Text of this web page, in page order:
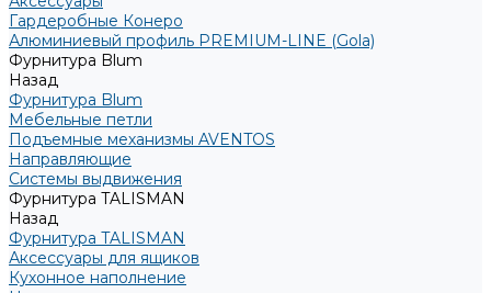
Гардеробные Конеро
Алюминиевый профиль PREMIUM-LINE (Gola)
Фурнитура Blum
Назад
Фурнитура Blum
Мебельные петли
Подъемные механизмы AVENTOS
Направляющие
Системы выдвижения
Фурнитура TALISMAN
Назад
Фурнитура TALISMAN
Аксессуары для ящиков
Кухонное наполнение